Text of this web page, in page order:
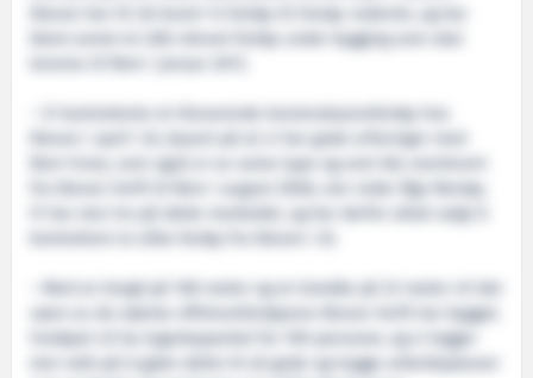
Kleven har til nå levert 14 fartøy til Herøy-rederiet, og har
blant annet et LNG-drevet fartøy under bygging som skal
– Vi kontraherte et tilsvarende konstruksjonsfartøy hos
Kleven i april i år, basert på at vi har gode erfaringer med
Rem Forza, som også er av same type og som ble overlevert
fra Kleven Verft til Rem i august 2008, sier reder Åge Remøy.
Vi har stor tro på dette markedet, og har derfor altså valgt å
kontrahere to slike fartøy fra Kleven i år.
– Med en lengd på 108 meter og en bredde på 22 meter vil det
være av de største offshorefartøyene Kleven Verft har bygget.
Fartøyet vil ha lugarkapasitet for 100 personer, og vi legger
stor vekt på å gjøre dette til så gode og trygge arbeidsplasser